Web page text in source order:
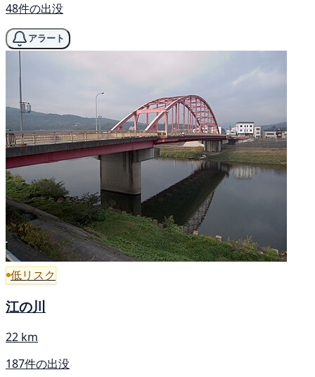
48件の出没
アラート
低リスク
江の川
22 km
187件の出没